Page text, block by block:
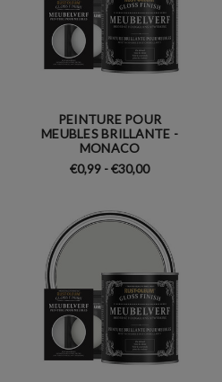
PEINTURE POUR
MEUBLES BRILLANTE -
MONACO
€0,99 - €30,00